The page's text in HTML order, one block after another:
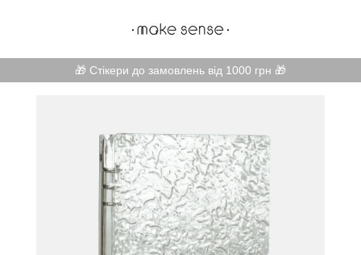
🎁 Стікери до замовлень від 1000 грн 🎁